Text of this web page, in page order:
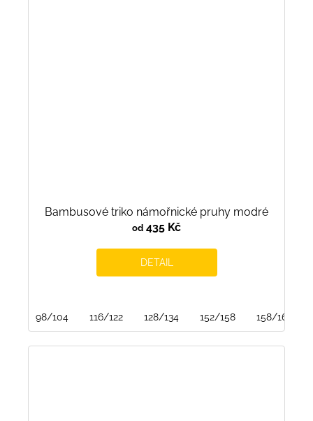
Bambusové triko námořnické pruhy modré
od 435 Kč
DETAIL
98/104 116/122 128/134 152/158 158/164